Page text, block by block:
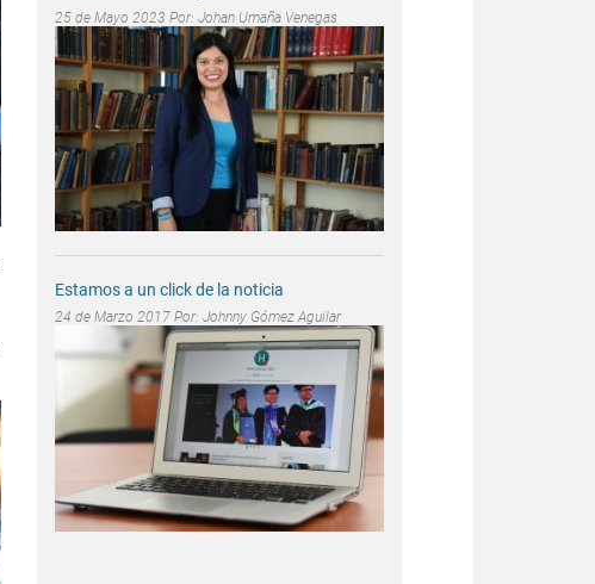
25 de Mayo 2023 Por: Johan Umaña Venegas
Estamos a un click de la noticia
24 de Marzo 2017 Por: Johnny Gómez Aguilar